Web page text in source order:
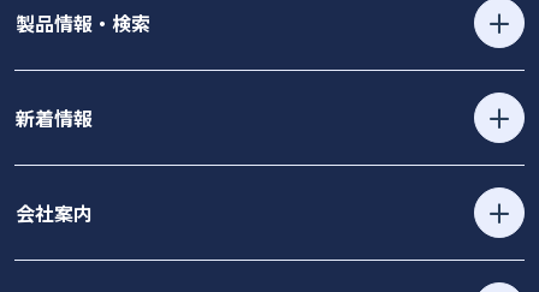
製品情報・検索
新着情報
会社案内